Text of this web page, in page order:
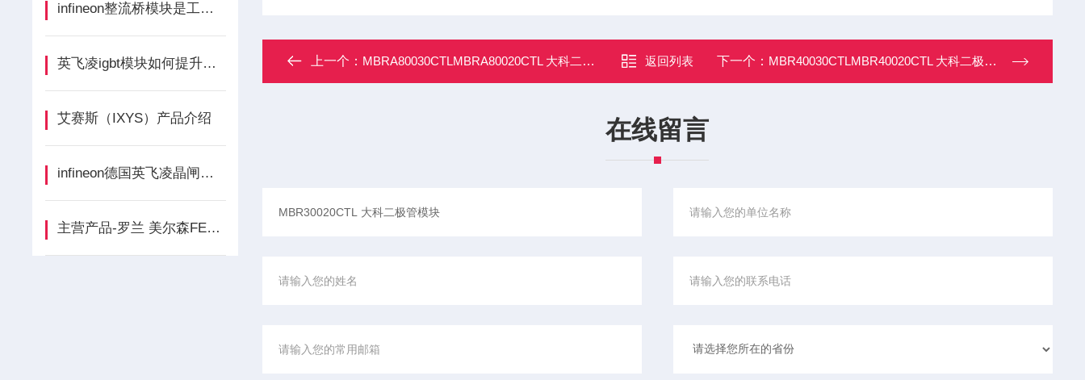
infineon整流桥模块是工业电力转换的基石
英飞凌igbt模块如何提升逆变器效率？应用案例与技术优势
艾赛斯（IXYS）产品介绍
infineon德国英飞凌晶闸管整流桥德国工业的“电力心脏”
主营产品-罗兰 美尔森FERRAZ介绍
上一个： MBRA80030CTLMBRA80020CTL 大科二极管模块 返回列表 下一个： MBR40030CTLMBR40020CTL 大科二极管模块
在线留言